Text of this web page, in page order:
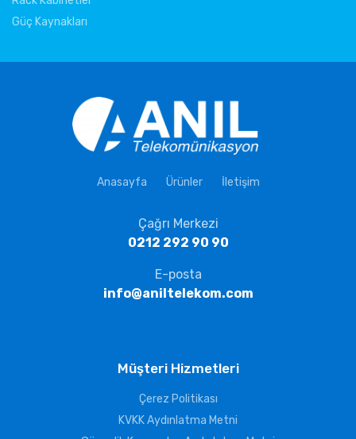
Güç Kaynakları
Anasayfa Ürünler İletişim
Çağrı Merkezi
0212 292 90 90
E-posta
info@aniltelekom.com
Müşteri Hizmetleri
Çerez Politikası
KVKK Aydınlatma Metni